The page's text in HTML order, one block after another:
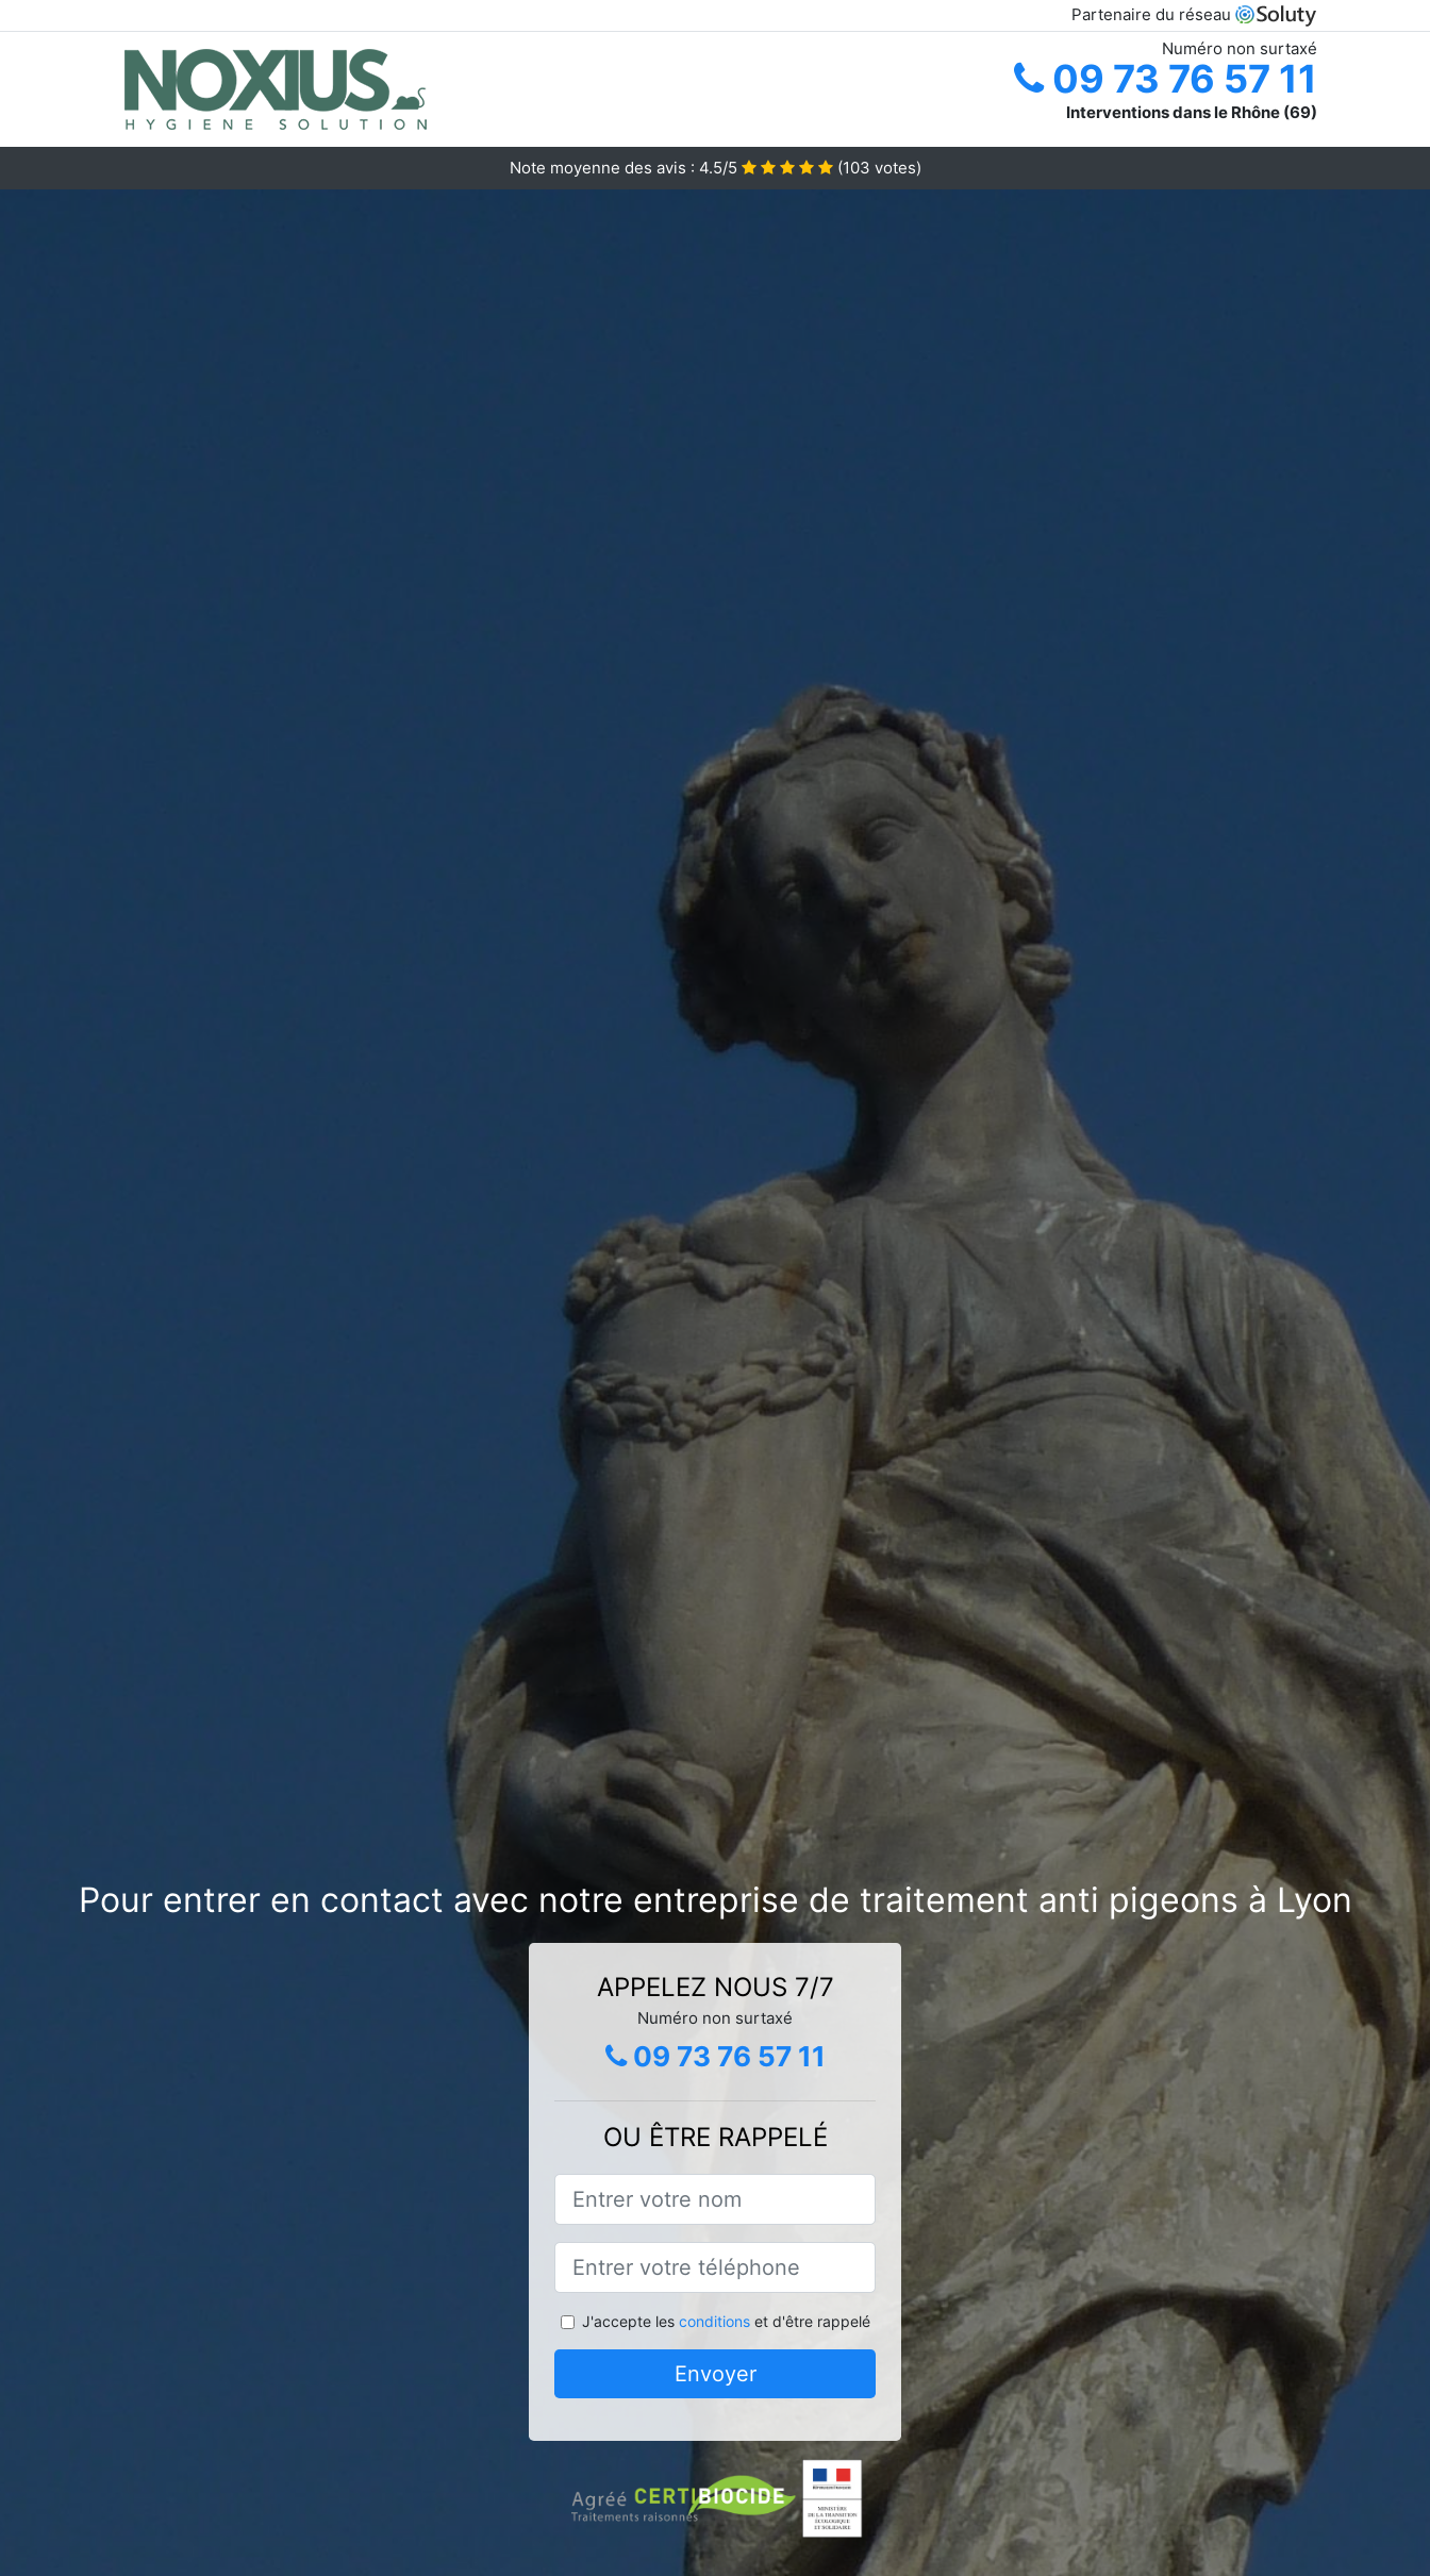
Partenaire du réseau
Numéro non surtaxé
09 73 76 57 11
Interventions dans le Rhône (69)
Note moyenne des avis : 4.5/5 (103 votes)
Pour entrer en contact avec notre entreprise de traitement anti pigeons à Lyon
APPELEZ NOUS 7/7
Numéro non surtaxé
09 73 76 57 11
OU ÊTRE RAPPELÉ
J'accepte les conditionset d'être rappelé
Envoyer